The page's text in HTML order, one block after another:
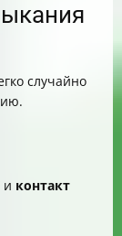
случайно
и контакт